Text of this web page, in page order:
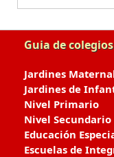
Guia de
Jardines
Jardines de
Nivel Primario
Nivel Secundario
Educación
Escuelas de